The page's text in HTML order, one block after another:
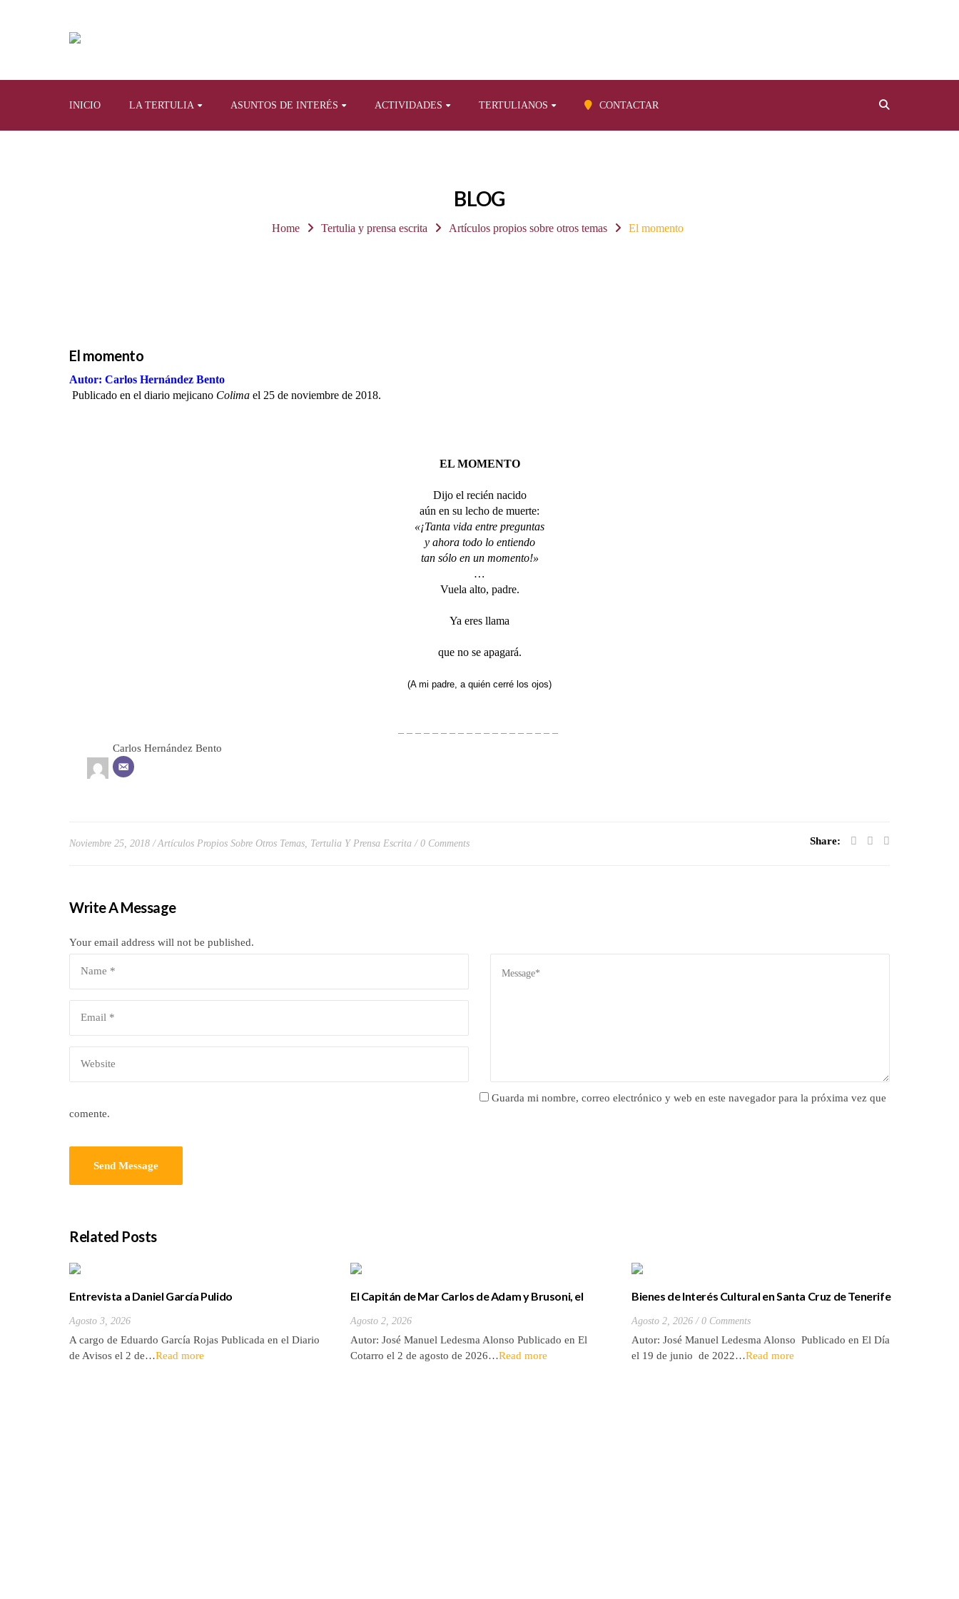
INICIO LA TERTULIA ASUNTOS DE INTERÉS ACTIVIDADES TERTULIANOS CONTACTAR
BLOG
Home Tertulia y prensa escrita Artículos propios sobre otros temas El momento
El momento
Autor: Carlos Hernández Bento
Publicado en el diario mejicano Colima el 25 de noviembre de 2018.
EL MOMENTO
Dijo el recién nacido
aún en su lecho de muerte:
«¡Tanta vida entre preguntas
y ahora todo lo entiendo
tan sólo en un momento!»
…
Vuela alto, padre.
Ya eres llama
que no se apagará.
(A mi padre, a quién cerré los ojos)
– – – – – – – – – – – – – – – – – – –
Carlos Hernández Bento
Noviembre 25, 2018 Artículos Propios Sobre Otros Temas Tertulia Y Prensa Escrita 0 Comments Share:
Write A Message
Your email address will not be published.
Guarda mi nombre, correo electrónico y web en este navegador para la próxima vez que
comente.
Related Posts
Entrevista a Daniel García Pulido
Agosto 3, 2026
A cargo de Eduardo García Rojas Publicada en el Diario
de Avisos el 2 de…Read more
El Capitán de Mar Carlos de Adam y Brusoni, el
Agosto 2, 2026
Autor: José Manuel Ledesma Alonso Publicado en El
Cotarro el 2 de agosto de 2026…Read more
Bienes de Interés Cultural en Santa Cruz de Tenerife
Agosto 2, 2026 0 Comments
Autor: José Manuel Ledesma Alonso Publicado en El Día
el 19 de junio de 2022…Read more